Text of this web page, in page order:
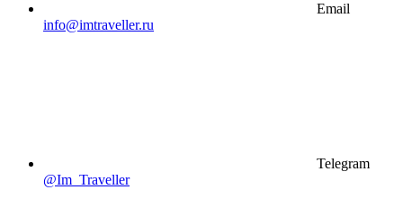
Email
info@imtraveller.ru
Telegram
@Im_Traveller